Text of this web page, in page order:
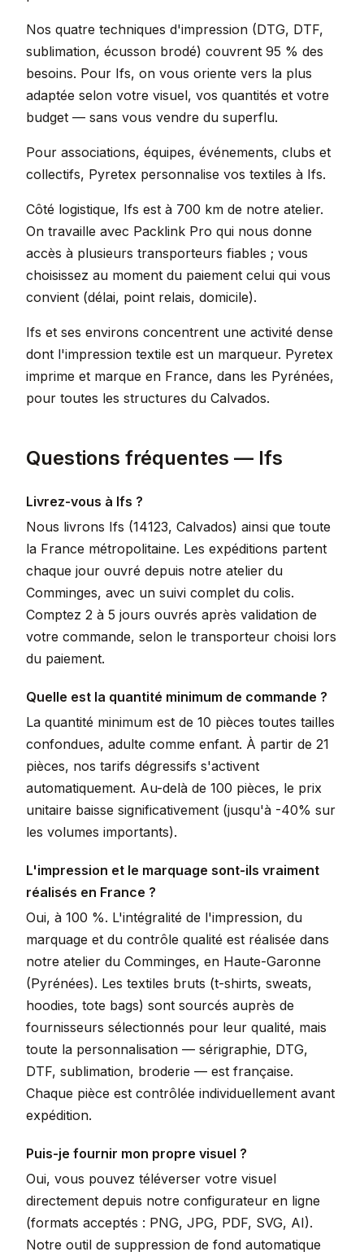
Nos quatre techniques d'impression (DTG, DTF,
sublimation, écusson brodé) couvrent 95 % des
besoins. Pour Ifs, on vous oriente vers la plus
adaptée selon votre visuel, vos quantités et votre
budget — sans vous vendre du superflu.
Pour associations, équipes, événements, clubs et
collectifs, Pyretex personnalise vos textiles à Ifs.
Côté logistique, Ifs est à 700 km de notre atelier.
On travaille avec Packlink Pro qui nous donne
accès à plusieurs transporteurs fiables ; vous
choisissez au moment du paiement celui qui vous
convient (délai, point relais, domicile).
Ifs et ses environs concentrent une activité dense
dont l'impression textile est un marqueur. Pyretex
imprime et marque en France, dans les Pyrénées,
pour toutes les structures du Calvados.
Questions fréquentes — Ifs
Livrez-vous à Ifs ?
Nous livrons Ifs (14123, Calvados) ainsi que toute
la France métropolitaine. Les expéditions partent
chaque jour ouvré depuis notre atelier du
Comminges, avec un suivi complet du colis.
Comptez 2 à 5 jours ouvrés après validation de
votre commande, selon le transporteur choisi lors
du paiement.
Quelle est la quantité minimum de commande ?
La quantité minimum est de 10 pièces toutes tailles
confondues, adulte comme enfant. À partir de 21
pièces, nos tarifs dégressifs s'activent
automatiquement. Au-delà de 100 pièces, le prix
unitaire baisse significativement (jusqu'à -40% sur
les volumes importants).
L'impression et le marquage sont-ils vraiment
réalisés en France ?
Oui, à 100 %. L'intégralité de l'impression, du
marquage et du contrôle qualité est réalisée dans
notre atelier du Comminges, en Haute-Garonne
(Pyrénées). Les textiles bruts (t-shirts, sweats,
hoodies, tote bags) sont sourcés auprès de
fournisseurs sélectionnés pour leur qualité, mais
toute la personnalisation — sérigraphie, DTG,
DTF, sublimation, broderie — est française.
Chaque pièce est contrôlée individuellement avant
expédition.
Puis-je fournir mon propre visuel ?
Oui, vous pouvez téléverser votre visuel
directement depuis notre configurateur en ligne
(formats acceptés : PNG, JPG, PDF, SVG, AI).
Notre outil de suppression de fond automatique